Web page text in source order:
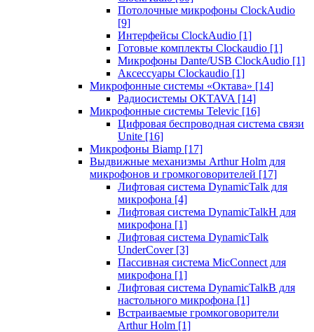
Потолочные микрофоны ClockAudio
[9]
Интерфейсы ClockAudio [1]
Готовые комплекты Clockaudio [1]
Микрофоны Dante/USB ClockAudio [1]
Аксессуары Clockaudio [1]
Микрофонные системы «Октава» [14]
Радиосистемы OKTAVA [14]
Микрофонные системы Televic [16]
Цифровая беспроводная система связи
Unite [16]
Микрофоны Biamp [17]
Выдвижные механизмы Arthur Holm для
микрофонов и громкоговорителей [17]
Лифтовая система DynamicTalk для
микрофона [4]
Лифтовая система DynamicTalkH для
микрофона [1]
Лифтовая система DynamicTalk
UnderCover [3]
Пассивная система MicConnect для
микрофона [1]
Лифтовая система DynamicTalkB для
настольного микрофона [1]
Встраиваемые громкоговорители
Arthur Holm [1]